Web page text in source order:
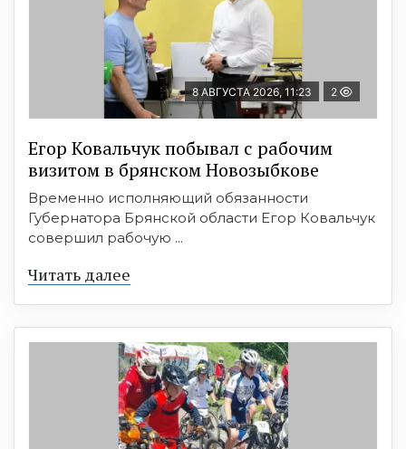
8 АВГУСТА 2026, 11:23 2
Егор Ковальчук побывал с рабочим
визитом в брянском Новозыбкове
Временно исполняющий обязанности
Губернатора Брянской области Егор Ковальчук
совершил рабочую ...
Читать далее